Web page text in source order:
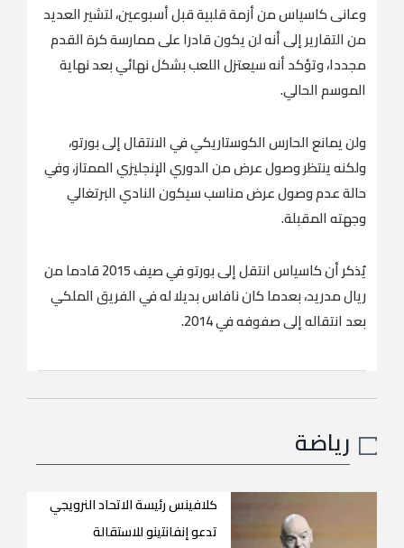
وعانى كاسياس من أزمة قلبية قبل أسبوعين، لتشير العديد
من التقارير إلى أنه لن يكون قادرا على ممارسة كرة القدم
مجددا، وتؤكد أنه سيعتزل اللعب بشكل نهائي بعد نهاية
الموسم الحالي.
ولن يمانع الحارس الكوستاريكي في الانتقال إلى بورتو،
ولكنه ينتظر وصول عرض من الدوري الإنجليزي الممتاز، وفي
حالة عدم وصول عرض مناسب سيكون النادي البرتغالي
وجهته المقبلة.
يُذكر أن كاسياس انتقل إلى بورتو في صيف 2015 قادما من
ريال مدريد، بعدما كان نافاس بديلا له في الفريق الملكي
بعد انتقاله إلى صفوفه في 2014.
رياضة
كلافينس رئيسة الاتحاد النرويجي
تدعو إنفانتينو للاستقالة